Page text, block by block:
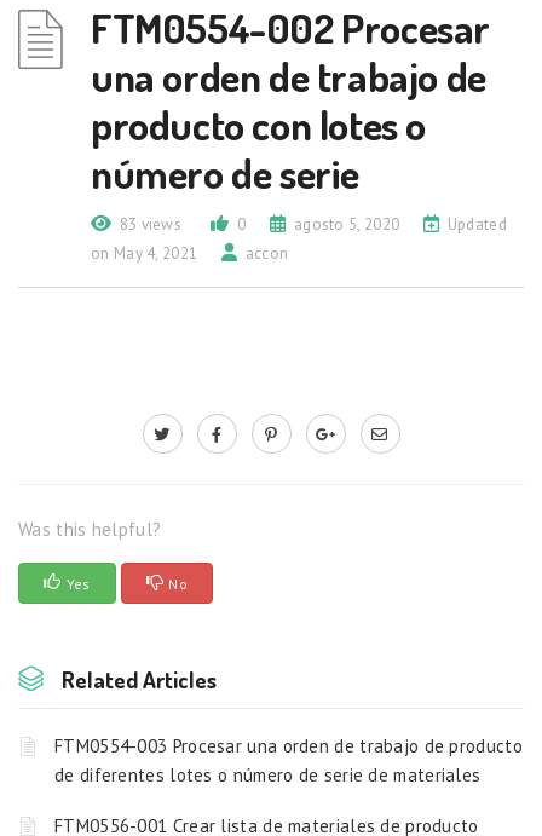
FTM0554-002 Procesar
una orden de trabajo de
producto con lotes o
número de serie
83 views 0 agosto 5, 2020
Updated
on May 4, 2021
accon
Was this helpful?
Yes No
Related Articles
FTM0554-003 Procesar una orden de trabajo de producto
de diferentes lotes o número de serie de materiales
FTM0556-001 Crear lista de materiales de producto